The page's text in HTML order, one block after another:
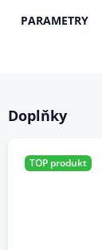
PARAMETRY
Doplňky
TOP produkt